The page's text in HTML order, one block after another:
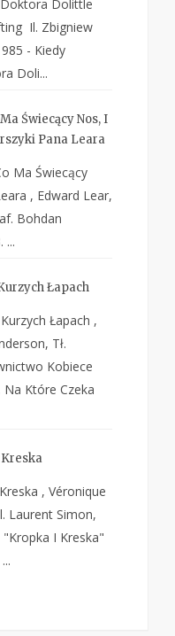
Dolittle
Il. Zbigniew
- Kiedy
Doli...
Świecący Nos, I
Pana Leara
Ma Świecący
, Edward Lear,
Bohdan
...
Łapach
Łapach ,
Tł.
Kobiece
Na Które Czeka
, Véronique
Laurent Simon,
I Kreska"